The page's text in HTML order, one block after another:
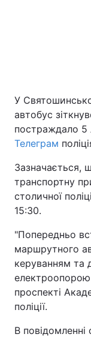
У
автобус
постраждало 5
Телеграм
Зазначається,
транспортну
столичної
15:30.
"Попередньо
маршрутного
керуванням та
електроопорою
проспекті
поліції.
В